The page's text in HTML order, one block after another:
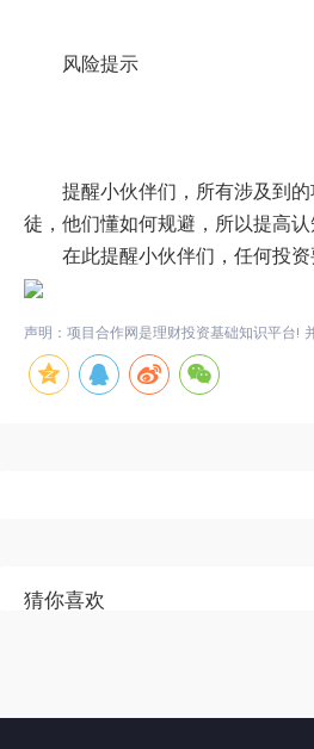
风险提示
提醒小伙伴们，所有涉及到
徒，他们懂如何规避，所以提高
在此提醒小伙伴们，任何投
声明：项目合作网是理财投资基础知识平台!
猜你喜欢